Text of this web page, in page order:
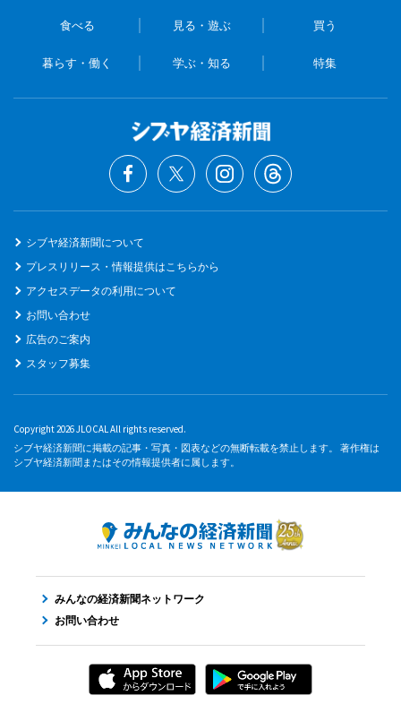
食べる 見る・遊ぶ 買う
暮らす・働く 学ぶ・知る 特集
シブヤ経済新聞について
プレスリリース・情報提供はこちらから
アクセスデータの利用について
お問い合わせ
広告のご案内
スタッフ募集
Copyright 2026 JLOCAL All rights reserved.
シブヤ経済新聞に掲載の記事・写真・図表などの無断転載を禁止します。 著作権は
シブヤ経済新聞またはその情報提供者に属します。
みんなの経済新聞ネットワーク
お問い合わせ